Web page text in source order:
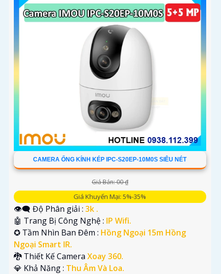
CAMERA ỐNG KÍNH KÉP IPC-S20EP-10M0S SIÊU NÉT
Giá Bán: 00 ₫
Giá Khuyến Mại: 5%-35%
👁️‍🗨 Độ Phân giải : 3k .
🤖️ Trang Bị Công Nghệ : IP Wifi.
✪ Tầm Nhìn Ban Đêm : Hồng Ngoại 15m Hồng
Ngoại Smart IR.
🐉️ Thiết Kế Camera Xoay 360.
️💎 Khả Năng : Thu Âm Và Loa.